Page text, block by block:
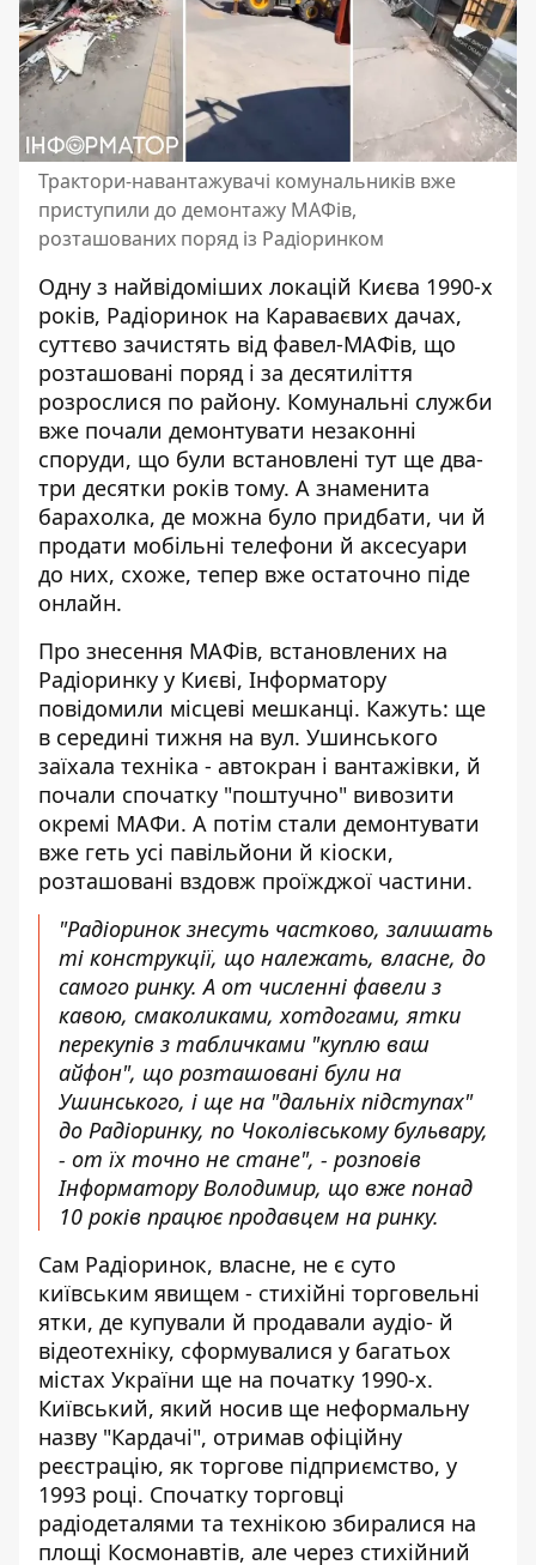
Трактори-навантажувачі комунальників вже
приступили до демонтажу МАФів,
розташованих поряд із Радіоринком
Одну з найвідоміших локацій Києва 1990-х
років, Радіоринок на Караваєвих дачах,
суттєво зачистять від фавел-МАФів, що
розташовані поряд і за десятиліття
розрослися по району. Комунальні служби
вже почали демонтувати незаконні
споруди, що були встановлені тут ще два-
три десятки років тому. А знаменита
барахолка, де можна було придбати, чи й
продати мобільні телефони й аксесуари
до них, схоже, тепер вже остаточно піде
онлайн.
Про знесення МАФів, встановлених на
Радіоринку у Києві, Інформатору
повідомили місцеві мешканці. Кажуть: ще
в середині тижня на вул. Ушинського
заїхала техніка - автокран і вантажівки, й
почали спочатку "поштучно" вивозити
окремі МАФи. А потім стали демонтувати
вже геть усі павільйони й кіоски,
розташовані вздовж проїжджої частини.
"Радіоринок знесуть частково, залишать
ті конструкції, що належать, власне, до
самого ринку. А от численні фавели з
кавою, смаколиками, хотдогами, ятки
перекупів з табличками "куплю ваш
айфон", що розташовані були на
Ушинського, і ще на "дальніх підступах"
до Радіоринку, по Чоколівському бульвару,
- от їх точно не стане", - розповів
Інформатору Володимир, що вже понад
10 років працює продавцем на ринку.
Сам Радіоринок, власне, не є суто
київським явищем - стихійні торговельні
ятки, де купували й продавали аудіо- й
відеотехніку, сформувалися у багатьох
містах України ще на початку 1990-х.
Київський, який носив ще неформальну
назву "Кардачі", отримав офіційну
реєстрацію, як торгове підприємство, у
1993 році. Спочатку торговці
радіодеталями та технікою збиралися на
площі Космонавтів, але через стихійний